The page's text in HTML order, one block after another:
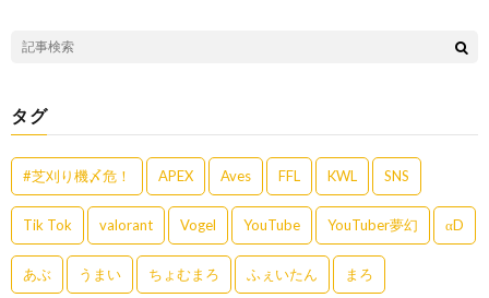
タグ
#芝刈り機〆危！ APEX Aves FFL KWL SNS
Tik Tok valorant Vogel YouTube YouTuber夢幻 αD
あぶ うまい ちょむまろ ふぇいたん まろ